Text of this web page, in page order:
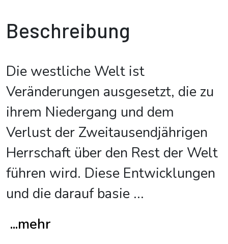
Beschreibung
Die westliche Welt ist
Veränderungen ausgesetzt, die zu
ihrem Niedergang und dem
Verlust der Zweitausendjährigen
Herrschaft über den Rest der Welt
führen wird. Diese Entwicklungen
und die darauf basie ...
...mehr